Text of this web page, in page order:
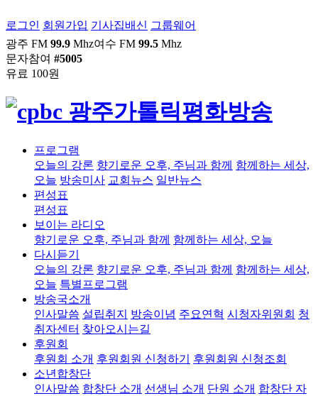
로그인 회원가입 기사집배신 그룹웨어
광주 FM 99.9 Mhz여수 FM 99.5 Mhz
문자참여 #5005
유료 100원
프로그램
오늘의 강론 향기로운 오후, 주님과 함께 함께하는 세상,
오늘 방송미사 교회뉴스 일반뉴스
편성표
편성표
보이는 라디오
향기로운 오후, 주님과 함께 함께하는 세상, 오늘
다시듣기
오늘의 강론 향기로운 오후, 주님과 함께 함께하는 세상,
오늘 특별프로그램
방송국소개
인사말씀 설립취지 방송이념 주요연혁 시청자위원회 청
취자센터 찾아오시는길
후원회
후원회 소개 후원회원 신청하기
후원회원 신청조회
소년합창단
인사말씀 합창단 소개 선생님 소개 단원 소개 합창단 자